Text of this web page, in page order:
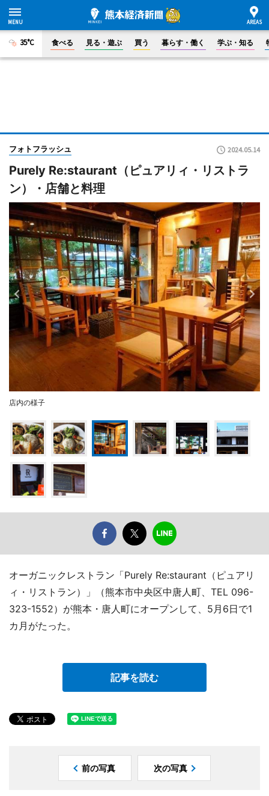
35°C 食べる 見る・遊ぶ 買う 暮らす・働く 学ぶ・知る
フォトフラッシュ 2024.05.14
Purely Re:staurant（ピュアリィ・リストラ
ン）・店舗と料理
店内の様子
オーガニックレストラン「Purely Re:staurant（ピュアリ
ィ・リストラン）」（熊本市中央区中唐人町、TEL 096-
323-1552）が熊本・唐人町にオープンして、5月6日で1
カ月がたった。
記事を読む
前の写真 次の写真